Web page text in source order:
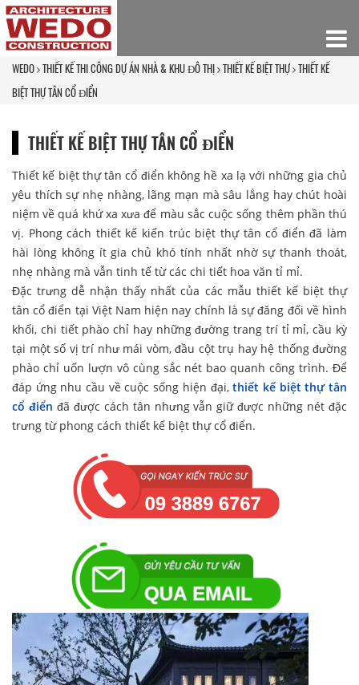
WEDO THIẾT KẾ THI CÔNG DỰ ÁN NHÀ & KHU ĐÔ THỊ THIẾT KẾ BIỆT THỰ THIẾT KẾ
BIỆT THỰ TÂN CỔ ĐIỂN
THIẾT KẾ BIỆT THỰ TÂN CỔ ĐIỂN
Thiết kế biệt thự tân cổ điển không hề xa lạ với những gia chủ
yêu thích sự nhẹ nhàng, lãng mạn mà sâu lắng hay chút hoài
niệm về quá khứ xa xưa để màu sắc cuộc sống thêm phần thú
vị. Phong cách thiết kế kiến trúc biệt thự tân cổ điển đã làm
hài lòng không ít gia chủ khó tính nhất nhờ sự thanh thoát,
nhẹ nhàng mà vẫn tinh tế từ các chi tiết hoa văn tỉ mỉ.
Đặc trưng dễ nhận thấy nhất của các mẫu thiết kế biệt thự
tân cổ điển tại Việt Nam hiện nay chính là sự đăng đối về hình
khối, chi tiết phào chỉ hay những đường trang trí tỉ mỉ, cầu kỳ
tại một số vị trí như mái vòm, đầu cột trụ hay hệ thống đường
phào chỉ uốn lượn vô cùng sắc nét bao quanh công trình. Để
đáp ứng nhu cầu về cuộc sống hiện đại,thiết kế biệt thự tân
cổ điển đã được cách tân nhưng vẫn giữ được những nét đặc
trưng từ phong cách thiết kế biệt thự cổ điển.